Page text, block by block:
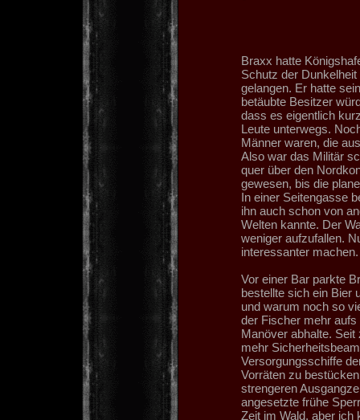
Braxx hatte
Schutz der
gelangen. Er hatte
betäubte Besitzer
dass es eigentlich
Leute unterwegs.
Männer waren, die
Also war das Militär
quer über den
gewesen, bis die
In einer Seitengasse
ihn auch schon von
Welten kannte. Der
weniger aufzufallen.
interessanter machen.
Vor einer Bar parkte
bestellte sich ein Bier
und warum noch so
der Fischer mehr
Manöver abhalte.
mehr
Versorgungsschiffe
Vorräten zu
strengeren
angesetzte frühe
Zeit im Wald, aber ich